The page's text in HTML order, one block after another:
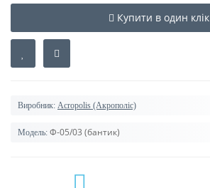
Купити в один клік
Виробник: Acropolis (Акрополіс)
Модель: Ф-05/03 (бантик)